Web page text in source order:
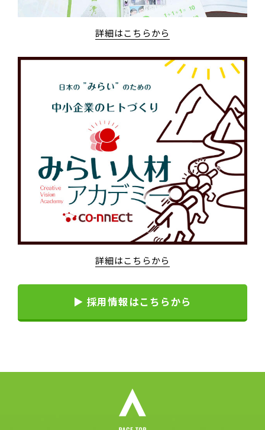
詳細はこちらから
詳細はこちらから
▶ 採用情報はこちらから